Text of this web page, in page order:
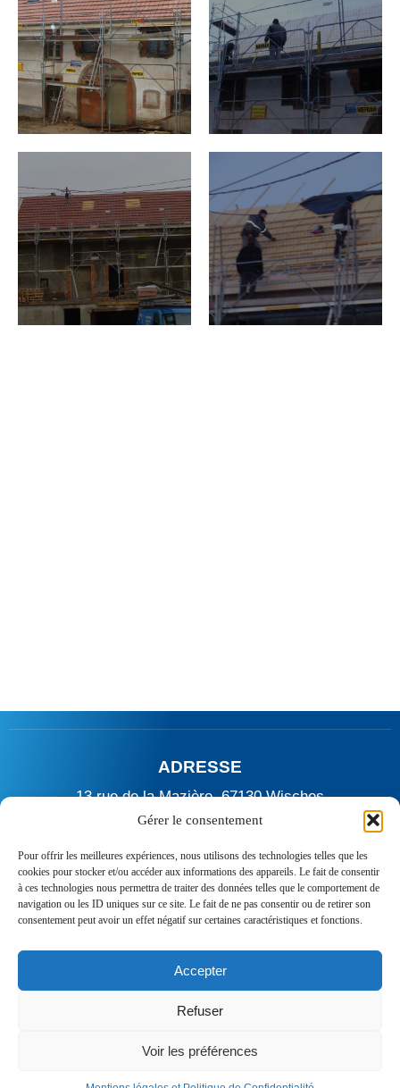
Gérer le consentement
Pour offrir les meilleures expériences, nous utilisons des technologies telles que les
cookies pour stocker et/ou accéder aux informations des appareils. Le fait de consentir
à ces technologies nous permettra de traiter des données telles que le comportement de
navigation ou les ID uniques sur ce site. Le fait de ne pas consentir ou de retirer son
consentement peut avoir un effet négatif sur certaines caractéristiques et fonctions.
Accepter
Refuser
Voir les préférences
ADRESSE
13 rue de la Mazière, 67130 Wisches
06 28 73 34 00
MAIL
SUIVEZ-NOUS